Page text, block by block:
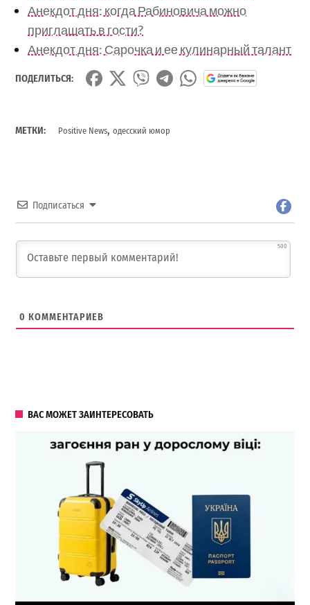
Анекдот дня: когда Рабиновича можно
приглашать в гости?
Анекдот дня: Сарочка и ее кулинарный талант
ПОДЕЛИТЬСЯ:
МЕТКИ: Positive News,одесский юмор
Подписаться
500
0 КОММЕНТАРИЕВ
ВАС МОЖЕТ ЗАИНТЕРЕСОВАТЬ